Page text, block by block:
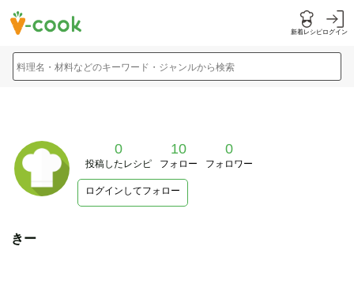
新着レシピログイン
料理名・材料などのキーワード・ジャンルから検索
0
投稿したレシピ
10
フォロー
0
フォロワー
ログインしてフォロー
きー